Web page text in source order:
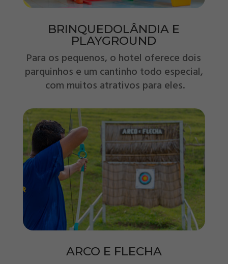
BRINQUEDOLÂNDIA E
PLAYGROUND
Para os pequenos, o hotel oferece dois
parquinhos e um cantinho todo especial,
com muitos atrativos para eles.
ARCO E FLECHA